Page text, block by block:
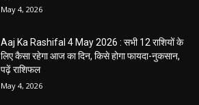
May 4, 2026
Aaj Ka Rashifal 4 May 2026 : सभी 12 राशियों के
लिए कैसा रहेगा आज का दिन, किसे होगा फायदा-नुकसान,
पढ़ें राशिफल
May 4, 2026